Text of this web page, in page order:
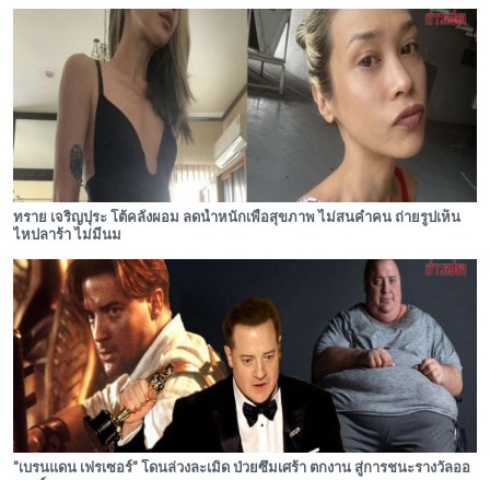
ทราย เจริญปุระ โต้คลั่งผอม ลดน้ำหนักเพื่อสุขภาพ ไม่สนคำคน ถ่ายรูปเห็น
ไหปลาร้า ไม่มีนม
"เบรนแดน เฟรเซอร์" โดนล่วงละเมิด ป่วยซึมเศร้า ตกงาน สู่การชนะรางวัลออ